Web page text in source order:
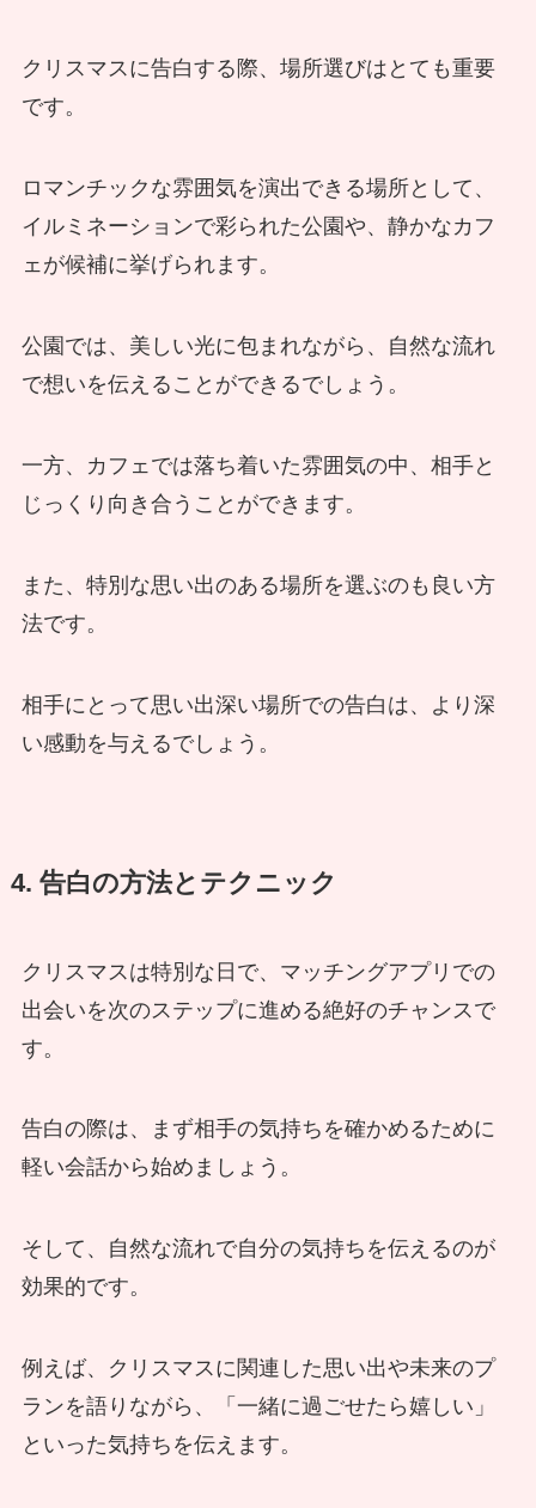
クリスマスに告白する際、場所選びはとても重要
です。
ロマンチックな雰囲気を演出できる場所として、
イルミネーションで彩られた公園や、静かなカフ
ェが候補に挙げられます。
公園では、美しい光に包まれながら、自然な流れ
で想いを伝えることができるでしょう。
一方、カフェでは落ち着いた雰囲気の中、相手と
じっくり向き合うことができます。
また、特別な思い出のある場所を選ぶのも良い方
法です。
相手にとって思い出深い場所での告白は、より深
い感動を与えるでしょう。
4. 告白の方法とテクニック
クリスマスは特別な日で、マッチングアプリでの
出会いを次のステップに進める絶好のチャンスで
す。
告白の際は、まず相手の気持ちを確かめるために
軽い会話から始めましょう。
そして、自然な流れで自分の気持ちを伝えるのが
効果的です。
例えば、クリスマスに関連した思い出や未来のプ
ランを語りながら、「一緒に過ごせたら嬉しい」
といった気持ちを伝えます。